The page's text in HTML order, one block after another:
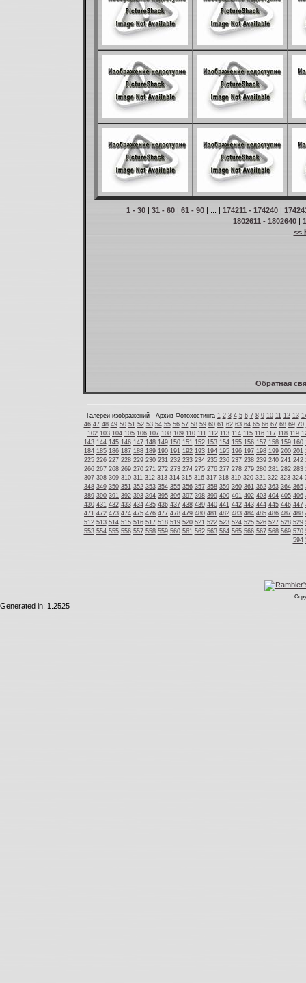
1 - 30 | 31 - 60 | 61 - 90 | ... | 174211 - 174240 |
1802611 - 1802640|
<<
Обратная
Галереи изображений - Архив Фотохостинга 1 2 3 4 5 6 7 8 9 10 11 12 13
46 47 48 49 50 51 52 53 54 55 56 57 58 59 60 61 62 63 64 65 66 67 68 69 70
102 103 104 105 106 107 108 109 110 111 112 113 114 115 116 117 118 119
143 144 145 146 147 148 149 150 151 152 153 154 155 156 157 158 159 160
184 185 186 187 188 189 190 191 192 193 194 195 196 197 198 199 200 201
225 226 227 228 229 230 231 232 233 234 235 236 237 238 239 240 241 242
266 267 268 269 270 271 272 273 274 275 276 277 278 279 280 281 282 283
307 308 309 310 311 312 313 314 315 316 317 318 319 320 321 322 323 324
348 349 350 351 352 353 354 355 356 357 358 359 360 361 362 363 364 365
389 390 391 392 393 394 395 396 397 398 399 400 401 402 403 404 405 406
430 431 432 433 434 435 436 437 438 439 440 441 442 443 444 445 446 447
471 472 473 474 475 476 477 478 479 480 481 482 483 484 485 486 487 488
512 513 514 515 516 517 518 519 520 521 522 523 524 525 526 527 528 529
553 554 555 556 557 558 559 560 561 562 563 564 565 566 567 568 569 570
594
Generated in: 1.2525